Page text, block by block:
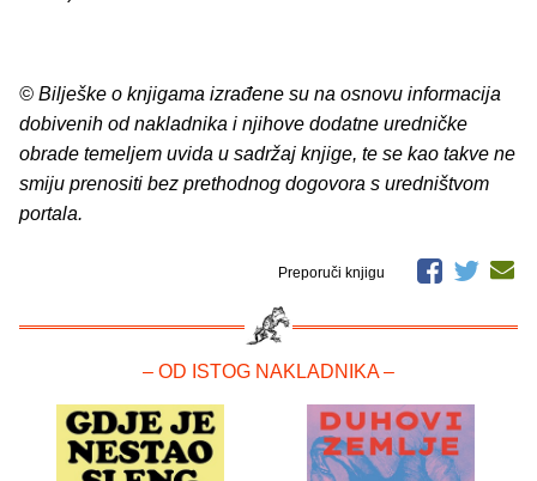
© Bilješke o knjigama izrađene su na osnovu informacija
dobivenih od nakladnika i njihove dodatne uredničke
obrade temeljem uvida u sadržaj knjige, te se kao takve ne
smiju prenositi bez prethodnog dogovora s uredništvom
portala.
Preporuči knjigu
– OD ISTOG NAKLADNIKA –